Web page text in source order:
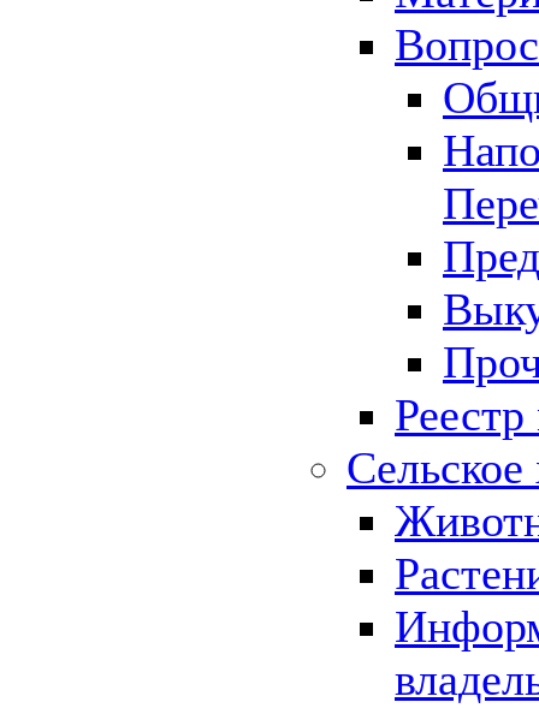
Сельское